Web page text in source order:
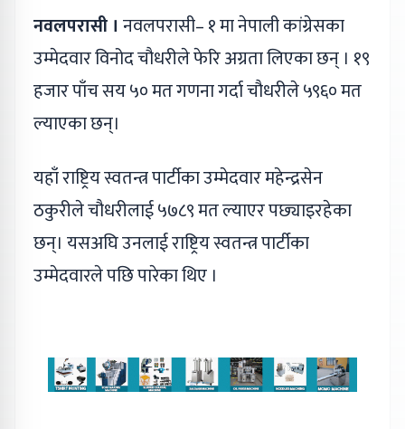
नवलपरासी । नवलपरासी– १ मा नेपाली कांग्रेसका
उम्मेदवार विनोद चौधरीले फेरि अग्रता लिएका छन् । १९
हजार पाँच सय ५० मत गणना गर्दा चौधरीले ५९६० मत
ल्याएका छन्।
यहाँ राष्ट्रिय स्वतन्त्र पार्टीका उम्मेदवार महेन्द्रसेन
ठकुरीले चौधरीलाई ५७८९ मत ल्याएर पछ्याइरहेका
छन्। यसअघि उनलाई राष्ट्रिय स्वतन्त्र पार्टीका
उम्मेदवारले पछि पारेका थिए ।